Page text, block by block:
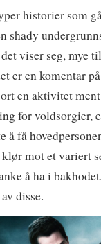
historier som
shady
viser seg, mye
er en komentar
en aktivitet
for voldsorgier,
å få
mot et variert
å ha i
disse.